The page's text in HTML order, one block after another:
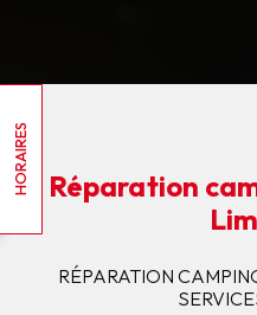
HORAIRES
Réparation
RÉPARATION